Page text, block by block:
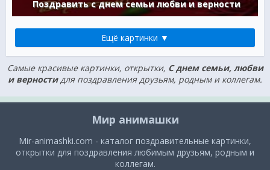
Поздравить с днем семьи любви и верности
Ещё картинки ▼
Самые красивые картинки, открытки, С днем семьи, любви
и верностидля поздравления друзьям, родным и коллегам.
Мир анимашки
Mir-animashki.com - каталог поздравительные картинки,
открытки для поздравления любимым друзьям, родным и
коллегам.